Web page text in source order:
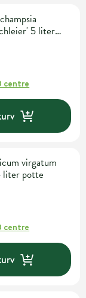
5 liter
centre
virgatum
liter potte
centre